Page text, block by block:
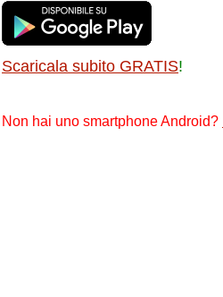
Scaricala subito GRATIS!
Non hai uno smartphone Android?